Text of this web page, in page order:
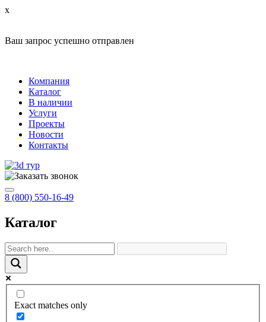
x
Ваш запрос успешно отправлен
Компания
Каталог
В наличии
Услуги
Проекты
Новости
Контакты
8 (800) 550-16-49
Каталог
Exact matches only